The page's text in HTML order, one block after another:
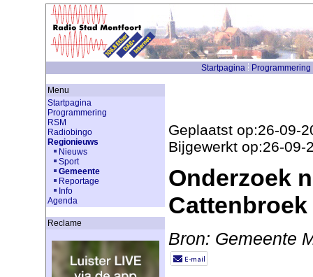
Startpagina Programmering
Menu
Startpagina
Programmering
RSM
Radiobingo
Regionieuws
Nieuws
Sport
Gemeente
Reportage
Info
Agenda
Reclame
Geplaatst op:26-09-
Bijgewerkt op:26-09-
Onderzoek
Cattenbroek
Bron: Gemeente